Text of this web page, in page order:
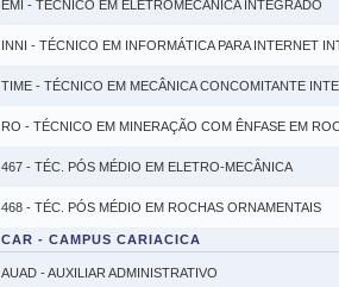
EMI - TÉCNICO EM ELETROMECÂNICA INTEGRADO
INNI - TÉCNICO EM INFORMÁTICA PARA INTERNET
TIME - TÉCNICO EM MECÂNICA CONCOMITANTE
RO - TÉCNICO EM MINERAÇÃO COM ÊNFASE EM
467 - TÉC. PÓS MÉDIO EM ELETRO-MECÂNICA
468 - TÉC. PÓS MÉDIO EM ROCHAS ORNAMENTAIS
CAR - CAMPUS CARIACICA
AUAD - AUXILIAR ADMINISTRATIVO